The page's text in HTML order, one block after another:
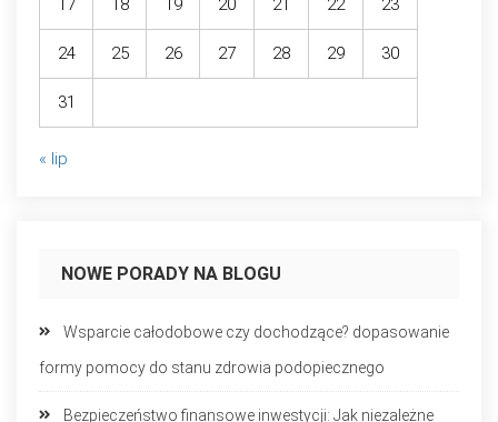
24 25 26 27 28 29 30
31
« lip
NOWE PORADY NA BLOGU
Wsparcie całodobowe czy dochodzące? dopasowanie
formy pomocy do stanu zdrowia podopiecznego
Bezpieczeństwo finansowe inwestycji: Jak niezależne